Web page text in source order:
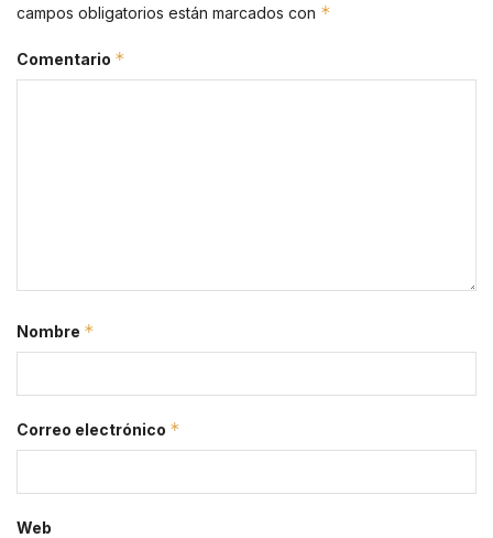
campos obligatorios están marcados con *
Comentario *
Nombre *
Correo electrónico *
Web